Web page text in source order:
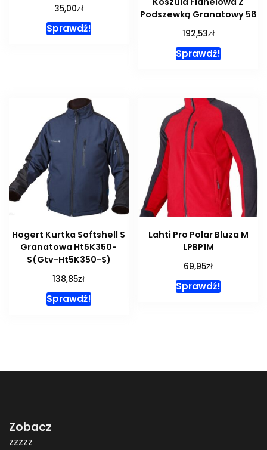
35,00zł
Sprawdź!
Podszewką Granatowy 58
192,53zł
Sprawdź!
Hogert Kurtka Softshell S
Granatowa Ht5K350-
S(Gtv-Ht5K350-S)
138,85zł
Sprawdź!
Lahti Pro Polar Bluza M
LPBP1M
69,95zł
Sprawdź!
Zobacz
zzzzz